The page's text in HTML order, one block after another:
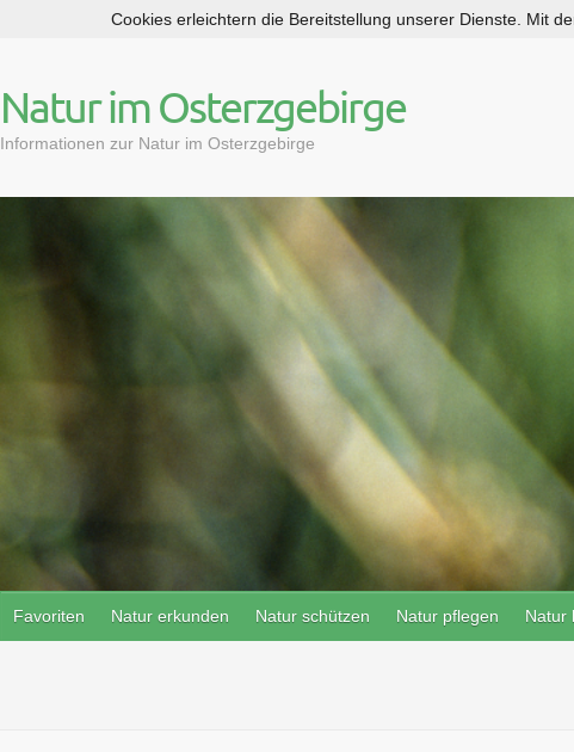
p
t
c
Natur im Osterzgebirge
Informationen zur Natur im Osterzgebirge
Favoriten Natur erkunden Natur schützen Natur pflegen Natur
Cookies erleichtern die Bereitstellung unserer Dienste. Mit